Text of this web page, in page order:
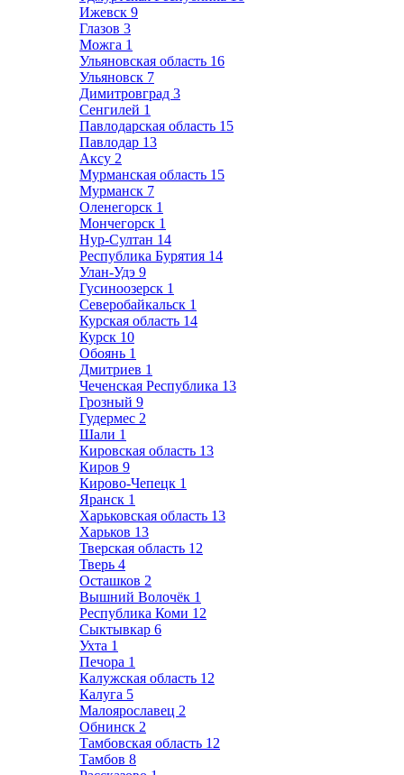
Ижевск 9
Глазов 3
Можга 1
Ульяновская область 16
Ульяновск 7
Димитровград 3
Сенгилей 1
Павлодарская область 15
Павлодар 13
Аксу 2
Мурманская область 15
Мурманск 7
Оленегорск 1
Мончегорск 1
Нур-Султан 14
Республика Бурятия 14
Улан-Удэ 9
Гусиноозерск 1
Северобайкальск 1
Курская область 14
Курск 10
Обоянь 1
Дмитриев 1
Чеченская Республика 13
Грозный 9
Гудермес 2
Шали 1
Кировская область 13
Киров 9
Кирово-Чепецк 1
Яранск 1
Харьковская область 13
Харьков 13
Тверская область 12
Тверь 4
Осташков 2
Вышний Волочёк 1
Республика Коми 12
Сыктывкар 6
Ухта 1
Печора 1
Калужская область 12
Калуга 5
Малоярославец 2
Обнинск 2
Тамбовская область 12
Тамбов 8